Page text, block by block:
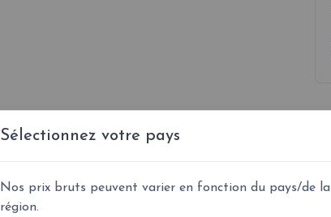
Sélectionnez votre pays
Nos prix bruts peuvent varier en fonction du pays/de la
région.